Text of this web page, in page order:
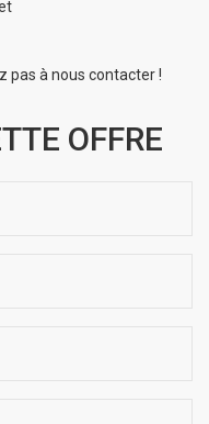
pas à nous contacter !
OFFRE